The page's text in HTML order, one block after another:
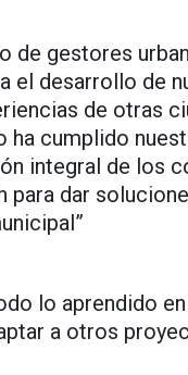
de gestores
el desarrollo de
de otras
cumplido
integral de los
para dar
lo aprendido
a otros